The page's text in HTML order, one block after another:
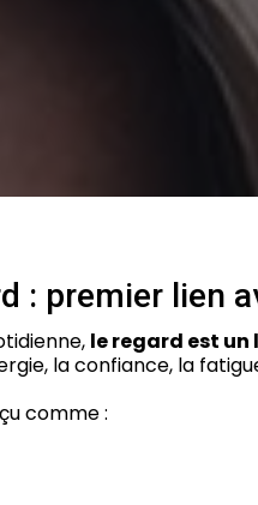
: premier lien
le regard est
la confiance, la
comme :